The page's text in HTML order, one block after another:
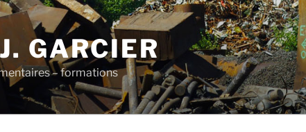
GARCIER
– formations